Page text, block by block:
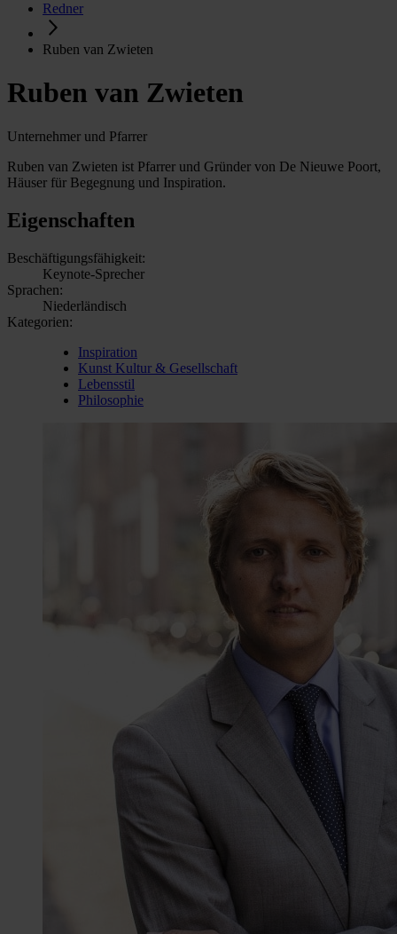
Redner
Ruben van Zwieten
Ruben van Zwieten
Unternehmer und Pfarrer
Ruben van Zwieten ist Pfarrer und Gründer von De Nieuwe Poort,
Häuser für Begegnung und Inspiration.
Eigenschaften
Beschäftigungsfähigkeit:
Keynote-Sprecher
Sprachen:
Niederländisch
Kategorien:
Inspiration
Kunst Kultur & Gesellschaft
Lebensstil
Philosophie